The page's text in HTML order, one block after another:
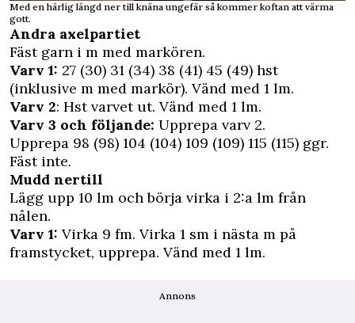
Med en härlig längd ner till knäna ungefär så kommer koftan att värma
gott.
Andra axelpartiet
Fäst garn i m med markören.
Varv 1: 27 (30) 31 (34) 38 (41) 45 (49) hst
(inklusive m med markör). Vänd med 1 lm.
Varv 2: Hst varvet ut. Vänd med 1 lm.
Varv 3 och följande: Upprepa varv 2.
Upprepa 98 (98) 104 (104) 109 (109) 115 (115) ggr.
Fäst inte.
Mudd nertill
Lägg upp 10 lm och börja virka i 2:a lm från
nålen.
Varv 1: Virka 9 fm. Virka 1 sm i nästa m på
framstycket, upprepa. Vänd med 1 lm.
Annons